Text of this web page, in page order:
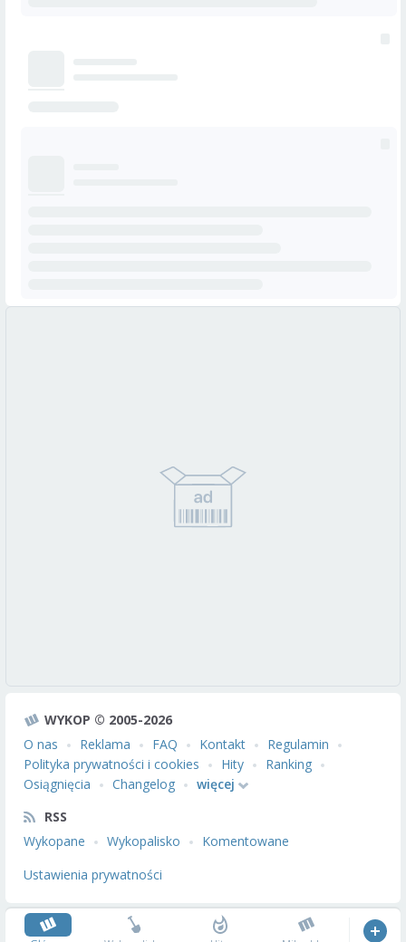
WYKOP © 2005-2026
O nas
Reklama FAQ Kontakt
Regulamin
Polityka prywatności i cookies
Hity
Ranking
Osiągnięcia
Changelog
więcej
RSS
Wykopane
Wykopalisko
Komentowane
Ustawienia prywatności